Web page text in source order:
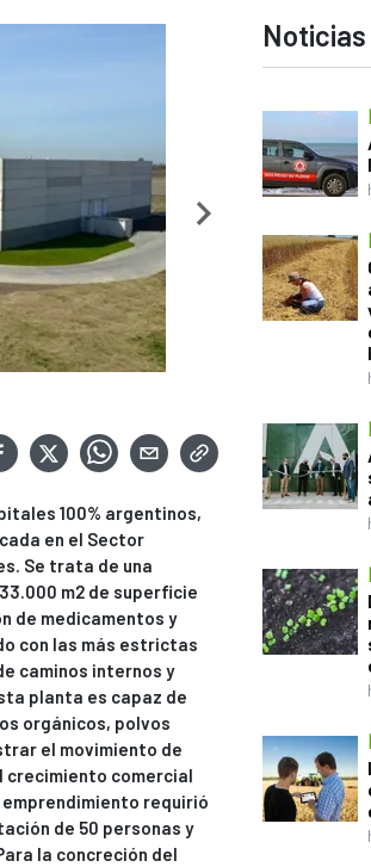
100% argentinos,
en el Sector
Se trata de una
m2 de superficie
de medicamentos y
con las más estrictas
caminos internos y
planta es capaz de
orgánicos, polvos
el movimiento de
crecimiento comercial
requirió
de 50 personas y
la concreción del